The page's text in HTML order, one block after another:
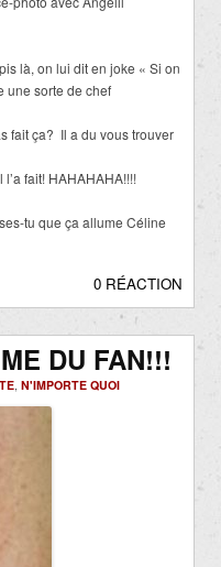
là, on lui dit en joke « Si on
une sorte de chef
fait ça? Il a du vous trouver
fait! HAHAHAHA!!!!
tu que ça allume Céline
0 RÉACTION
DU FAN!!!
N'IMPORTE QUOI